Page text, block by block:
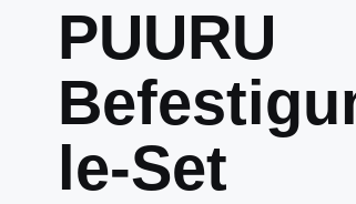
PUURU
le-Set